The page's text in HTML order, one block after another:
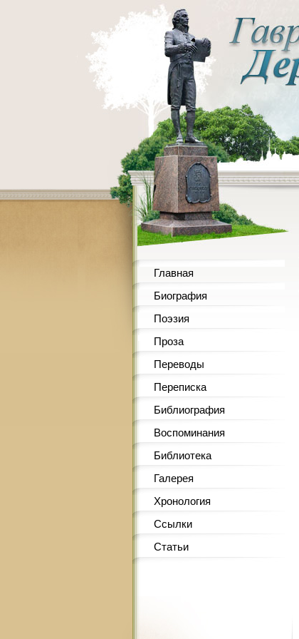
Главная
Биография
Поэзия
Проза
Переводы
Переписка
Библиография
Воспоминания
Библиотека
Галерея
Хронология
Ссылки
Статьи